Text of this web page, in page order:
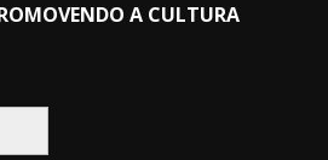
A CULTURA